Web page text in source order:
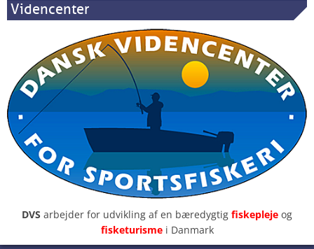
Videncenter
DVS arbejder for udvikling af en bæredygtig fiskepleje og
fisketurisme i Danmark